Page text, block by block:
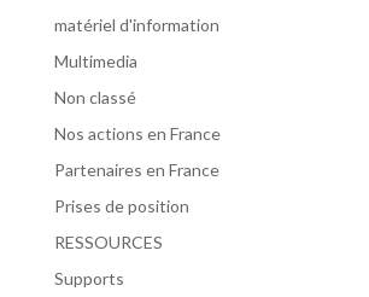
matériel d'information
Multimedia
Non classé
Nos actions en France
Partenaires en France
Prises de position
RESSOURCES
Supports